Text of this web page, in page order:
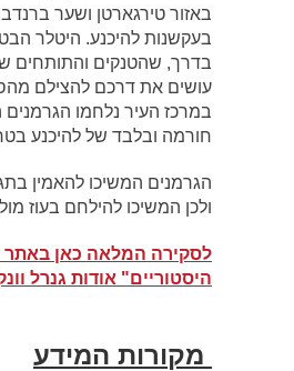
באזור טירגארטן ושער
בעקשנות להיכנע. היטלר
בדרך, שהטנקים והתותחים
עושים את דרכם להצילם
במרכז העיר נלחמו הגרמנים
חורמה ובלבד של להיכנע
הגרמנים המשיכו להאמין
ולכן המשיכו להילחם בעוז
לסקירה המלאה כאן באתר
היסטוריים" אודות גנרל
מקורות המידע